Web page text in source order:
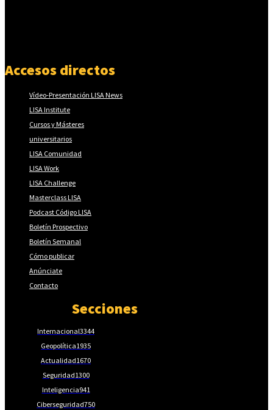
Accesos directos
Vídeo-Presentación LISA News
LISA Institute
Cursos y Másteres
universitarios
LISA Comunidad
LISA Work
LISA Challenge
Masterclass LISA
Podcast Código LISA
Boletín Prospectivo
Boletín Semanal
Cómo publicar
Anúnciate
Contacto
Secciones
Internacional3344
Geopolítica1935
Actualidad1670
Seguridad1300
Inteligencia941
Ciberseguridad750